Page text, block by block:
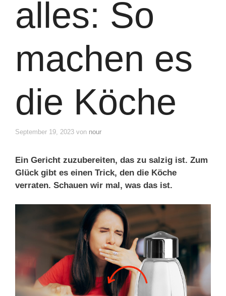
alles: So
machen es
die Köche
September 19, 2023 von nour
Ein Gericht zuzubereiten, das zu salzig ist. Zum
Glück gibt es einen Trick, den die Köche
verraten. Schauen wir mal, was das ist.